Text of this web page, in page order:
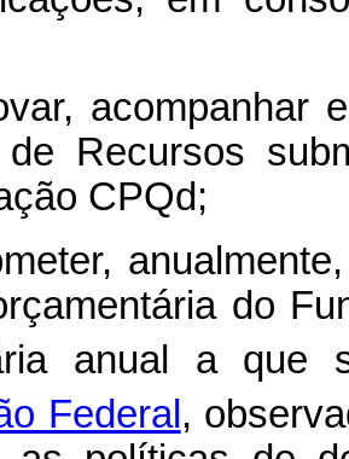
acompanhar
de Recursos
CPQd;
do
anual a
Federal ,